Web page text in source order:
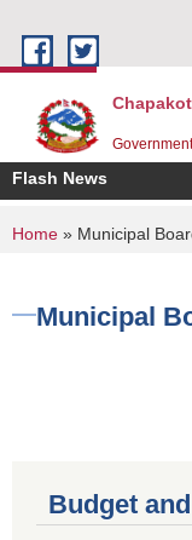
Flash News
You are
Home » Municipal
Municipal
Budget